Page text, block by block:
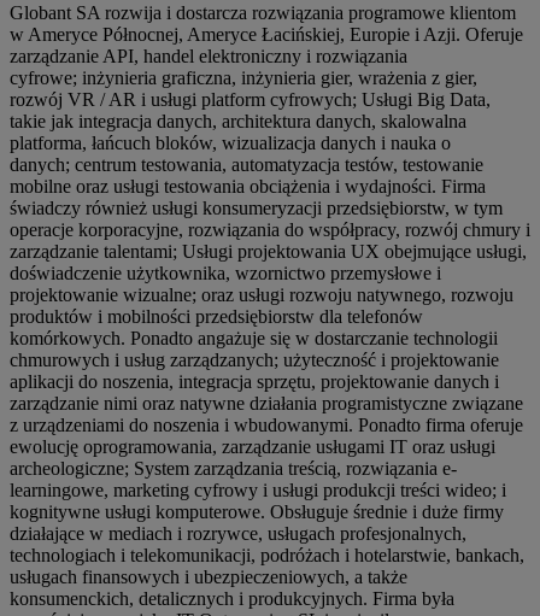
Globant SA rozwija i dostarcza rozwiązania programowe klientom
w Ameryce Północnej, Ameryce Łacińskiej, Europie i Azji. Oferuje
zarządzanie API, handel elektroniczny i rozwiązania
cyfrowe; inżynieria graficzna, inżynieria gier, wrażenia z gier,
rozwój VR / AR i usługi platform cyfrowych; Usługi Big Data,
takie jak integracja danych, architektura danych, skalowalna
platforma, łańcuch bloków, wizualizacja danych i nauka o
danych; centrum testowania, automatyzacja testów, testowanie
mobilne oraz usługi testowania obciążenia i wydajności. Firma
świadczy również usługi konsumeryzacji przedsiębiorstw, w tym
operacje korporacyjne, rozwiązania do współpracy, rozwój chmury i
zarządzanie talentami; Usługi projektowania UX obejmujące usługi,
doświadczenie użytkownika, wzornictwo przemysłowe i
projektowanie wizualne; oraz usługi rozwoju natywnego, rozwoju
produktów i mobilności przedsiębiorstw dla telefonów
komórkowych. Ponadto angażuje się w dostarczanie technologii
chmurowych i usług zarządzanych; użyteczność i projektowanie
aplikacji do noszenia, integracja sprzętu, projektowanie danych i
zarządzanie nimi oraz natywne działania programistyczne związane
z urządzeniami do noszenia i wbudowanymi. Ponadto firma oferuje
ewolucję oprogramowania, zarządzanie usługami IT oraz usługi
archeologiczne; System zarządzania treścią, rozwiązania e-
learningowe, marketing cyfrowy i usługi produkcji treści wideo; i
kognitywne usługi komputerowe. Obsługuje średnie i duże firmy
działające w mediach i rozrywce, usługach profesjonalnych,
technologiach i telekomunikacji, podróżach i hotelarstwie, bankach,
usługach finansowych i ubezpieczeniowych, a także
konsumenckich, detalicznych i produkcyjnych. Firma była